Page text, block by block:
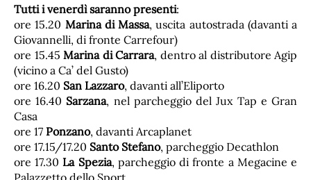
Tutti i venerdì saranno presenti:
ore 15.20 Marina di Massa, uscita autostrada (davanti a
Giovannelli, di fronte Carrefour)
ore 15.45 Marina di Carrara, dentro al distributore Agip
(vicino a Ca’ del Gusto)
ore 16.20 San Lazzaro, davanti all’Eliporto
ore 16.40 Sarzana, nel parcheggio del Jux Tap e Gran
Casa
ore 17 Ponzano, davanti Arcaplanet
ore 17.15/17.20 Santo Stefano, parcheggio Decathlon
ore 17.30La Spezia, parcheggio di fronte a Megacine e